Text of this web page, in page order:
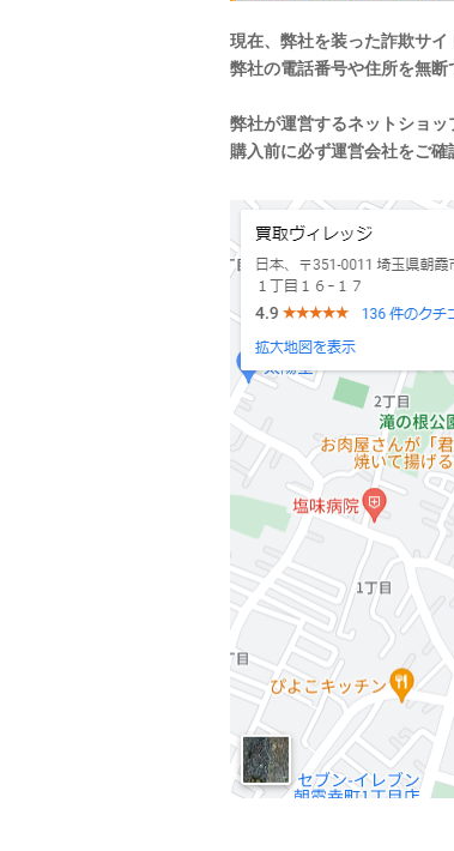
現在、弊社を装った詐欺サイ
弊社の電話番号や住所を無
弊社が運営するネットショッ
購入前に必ず運営会社をご確